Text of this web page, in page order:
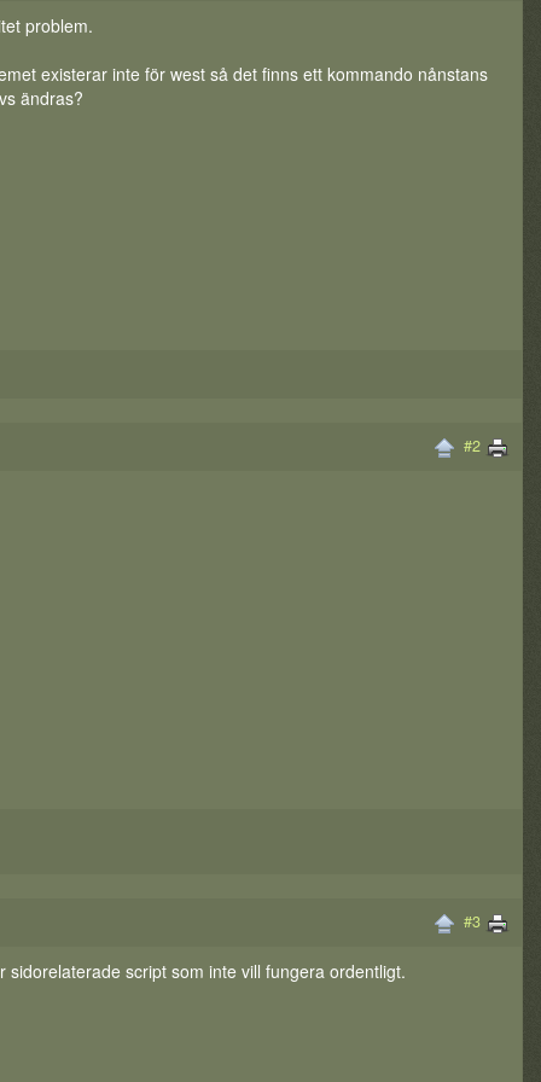
problem.
existerar inte för west så det finns ett kommando nånstans
ändras?
#2
#3
script som inte vill fungera ordentligt.